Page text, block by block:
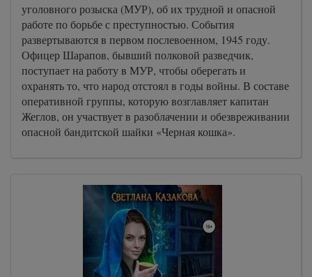
уголовного розыска (МУР), об их трудной и опасной
работе по борьбе с преступностью. События
развертываются в первом послевоенном, 1945 году.
Офицер Шарапов, бывший полковой разведчик,
поступает на работу в МУР, чтобы оберегать и
охранять то, что народ отстоял в годы войны. В составе
оперативной группы, которую возглавляет капитан
Жеглов, он участвует в разоблачении и обезвреживании
опасной бандитской шайки «Черная кошка».